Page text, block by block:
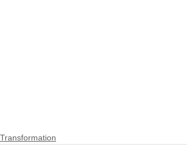
Transformation